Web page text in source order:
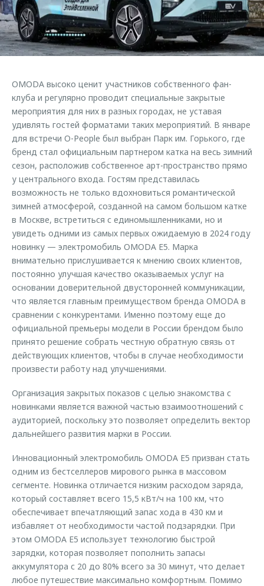
Страхование
Кредитный калькулятор
Аксессуары
Оригинальные аксессуары
Запчасти
Трейд-ин
Калькулятор трейд-ин
Клиентская поддержка
O&J Автоклуб
Клуб владельцев OMODA
Аксессуары
Одежда и сувениры
Оригинальные аксессуары
Запчасти
Обратная связь
OMODA высоко ценит участников собственного фан-
клуба и регулярно проводит специальные закрытые
мероприятия для них в разных городах, не уставая
удивлять гостей форматами таких мероприятий. В январе
для встречи O-People был выбран Парк им. Горького, где
бренд стал официальным партнером катка на весь зимний
сезон, расположив собственное арт-пространство прямо
у центрального входа. Гостям представилась
возможность не только вдохновиться романтической
зимней атмосферой, созданной на самом большом катке
в Москве, встретиться с единомышленниками, но и
увидеть одними из самых первых ожидаемую в 2024 году
новинку — электромобиль OMODA E5. Марка
внимательно прислушивается к мнению своих клиентов,
постоянно улучшая качество оказываемых услуг на
основании доверительной двусторонней коммуникации,
что является главным преимуществом бренда OMODA в
сравнении с конкурентами. Именно поэтому еще до
официальной премьеры модели в России брендом было
принято решение собрать честную обратную связь от
действующих клиентов, чтобы в случае необходимости
произвести работу над улучшениями.
Организация закрытых показов с целью знакомства с
новинками является важной частью взаимоотношений с
аудиторией, поскольку это позволяет определить вектор
дальнейшего развития марки в России.
Инновационный электромобиль OMODA E5 призван стать
одним из бестселлеров мирового рынка в массовом
сегменте. Новинка отличается низким расходом заряда,
который составляет всего 15,5 кВт/ч на 100 км, что
обеспечивает впечатляющий запас хода в 430 км и
избавляет от необходимости частой подзарядки. При
этом OMODA E5 использует технологию быстрой
зарядки, которая позволяет пополнить запасы
аккумулятора с 20 до 80% всего за 30 минут, что делает
любое путешествие максимально комфортным. Помимо